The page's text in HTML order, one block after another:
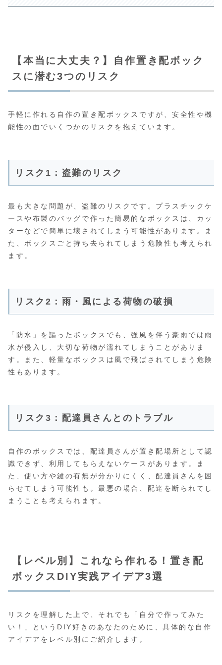
【本当に大丈夫？】自作置き配ボック
スに潜む3つのリスク
手軽に作れる自作の置き配ボックスですが、安全性や機
能性の面でいくつかのリスクを抱えています。
リスク1：盗難のリスク
最も大きな問題が、盗難のリスクです。プラスチックケ
ースや布製のバッグで作った簡易的なボックスは、カッ
ターなどで簡単に壊されてしまう可能性があります。ま
た、ボックスごと持ち去られてしまう危険性も考えられ
ます。
リスク2：雨・風による荷物の破損
「防水」を謳ったボックスでも、強風を伴う豪雨では雨
水が侵入し、大切な荷物が濡れてしまうことがありま
す。また、軽量なボックスは風で飛ばされてしまう危険
性もあります。
リスク3：配達員さんとのトラブル
自作のボックスでは、配達員さんが置き配場所として認
識できず、利用してもらえないケースがあります。ま
た、使い方や鍵の有無が分かりにくく、配達員さんを困
らせてしまう可能性も。最悪の場合、配達を断られてし
まうことも考えられます。
【レベル別】これなら作れる！置き配
ボックスDIY実践アイデア3選
リスクを理解した上で、それでも「自分で作ってみた
い！」というDIY好きのあなたのために、具体的な自作
アイデアをレベル別にご紹介します。